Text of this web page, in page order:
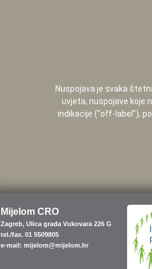
Nuspojava je svaka
uvjeta, nuspojave koje
indikacije (”off-label”),
Mijelom CRO
Zagreb, Ulica grada Vukovara 226 G
tel./fax. 01 5509805
e-mail: mijelom@mijelom.hr